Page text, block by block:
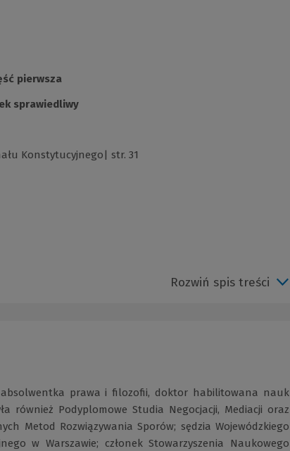
pierwsza
sprawiedliwy
Konstytucyjnego| str. 31
Rozwiń spis treści
prawa i filozofii, doktor habilitowana nauk
również Podyplomowe Studia Negocjacji, Mediacji oraz
Metod Rozwiązywania Sporów; sędzia Wojewódzkiego
w Warszawie; członek Stowarzyszenia Naukowego